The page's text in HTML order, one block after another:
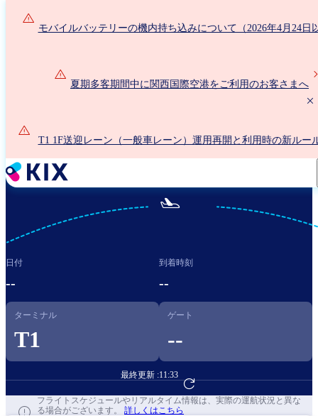
動
モバイルバッテリーの機内持ち込みについて（2026年4月24日
夏期多客期間中に関西国際空港をご利用のお客さまへ
T1 1F送迎レーン（一般車レーン）運用再開と利用時の新ルー

日付
--
到着時刻
--
ターミナル
T1
ゲート
--
最終更新 :11:33
フライト予約へ
フライトスケジュールやリアルタイム情報は、実際の運航状況と異な
る場合がございます。 詳しくはこちら